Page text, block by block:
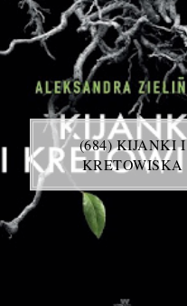
(684) KIJANKI I
KRETOWISKA